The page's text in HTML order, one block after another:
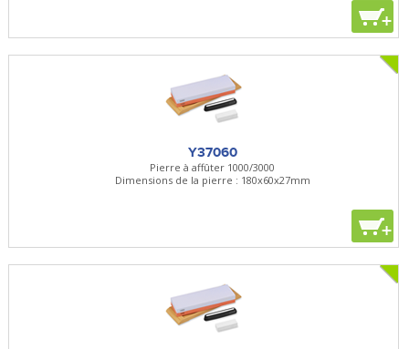
+
Y37060
Pierre à affûter 1000/3000
Dimensions de la pierre : 180x60x27mm
+